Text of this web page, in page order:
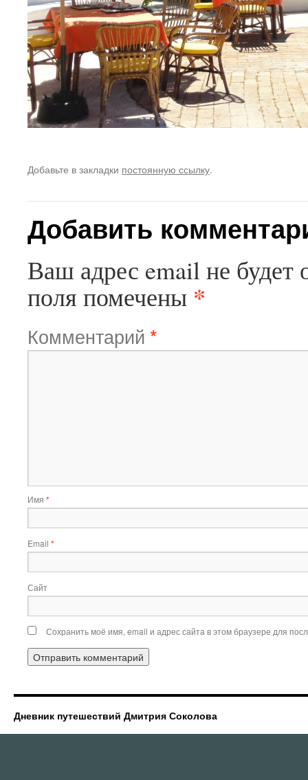
Добавьте в закладки постоянную ссылку.
Добавить
Ваш адрес email не будет
поля помечены *
Комментарий *
Имя *
Email *
Сайт
Сохранить моё имя, email и адрес сайта в этом браузере для
Дневник путешествий Дмитрия Соколова